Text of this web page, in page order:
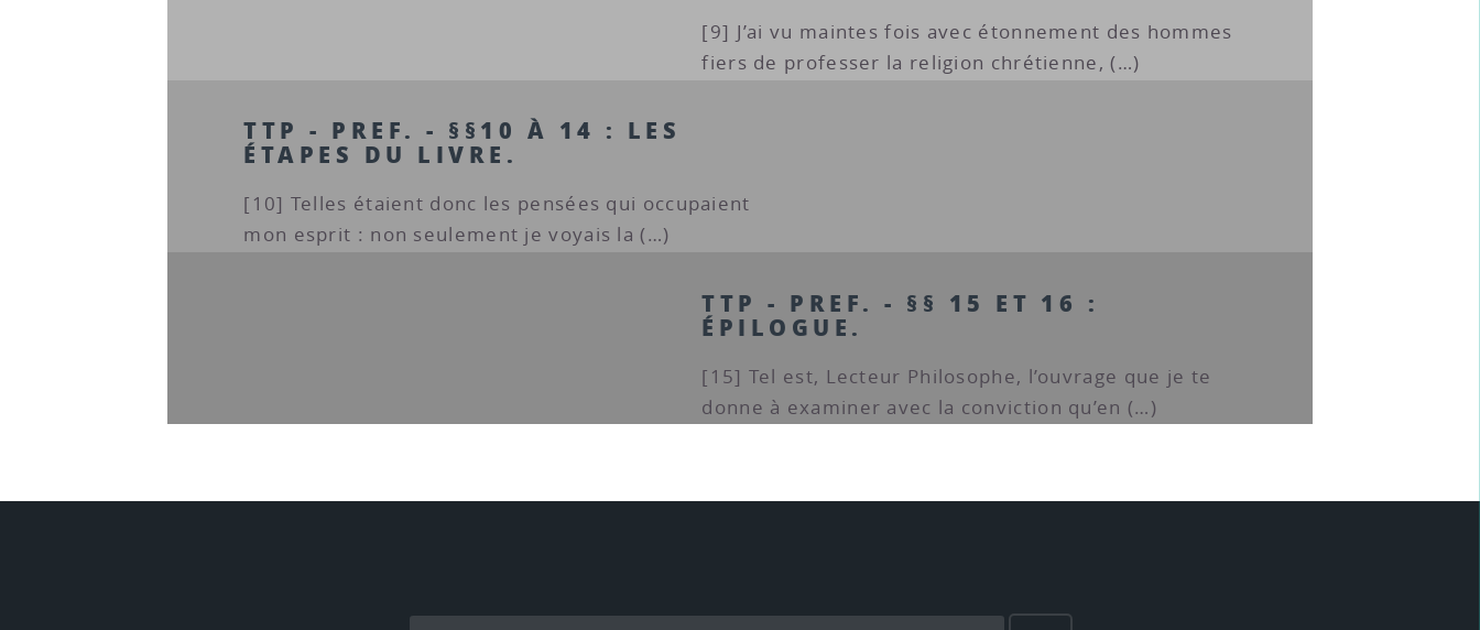
[9] J’ai vu maintes fois avec étonnement des hommes
fiers de professer la religion chrétienne, (…)
TTP - PREF. - §§10 À 14 : LES
ÉTAPES DU LIVRE.
[10] Telles étaient donc les pensées qui occupaient
mon esprit : non seulement je voyais la (…)
TTP - PREF. - §§ 15 ET 16 :
ÉPILOGUE.
[15] Tel est, Lecteur Philosophe, l’ouvrage que je te
donne à examiner avec la conviction qu’en (…)